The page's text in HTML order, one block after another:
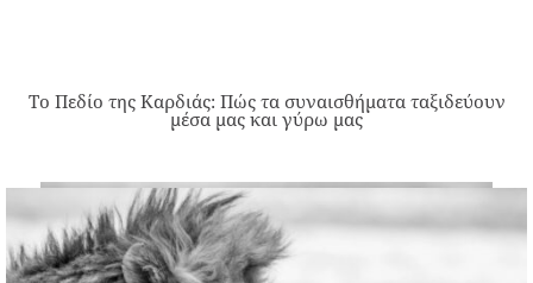
Το Πεδίο της Καρδιάς: Πώς τα συναισθήματα ταξιδεύουν
μέσα μας και γύρω μας